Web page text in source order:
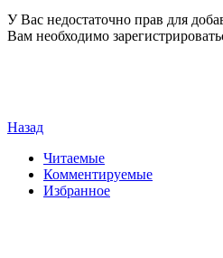
У Вас недостаточно прав для
Вам необходимо
Назад
Читаемые
Комментируемые
Избранное